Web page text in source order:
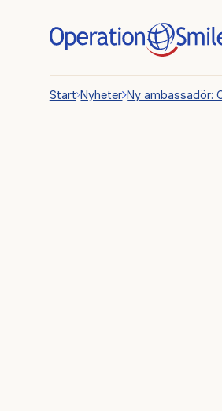
Start Nyheter Ny ambassadör: